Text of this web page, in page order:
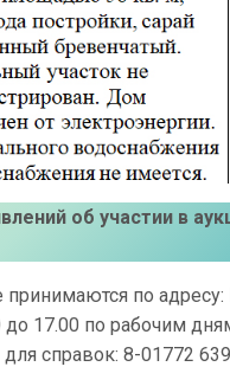
об участии в
принимаются по
17.00 по рабочим
справок: 8-01772